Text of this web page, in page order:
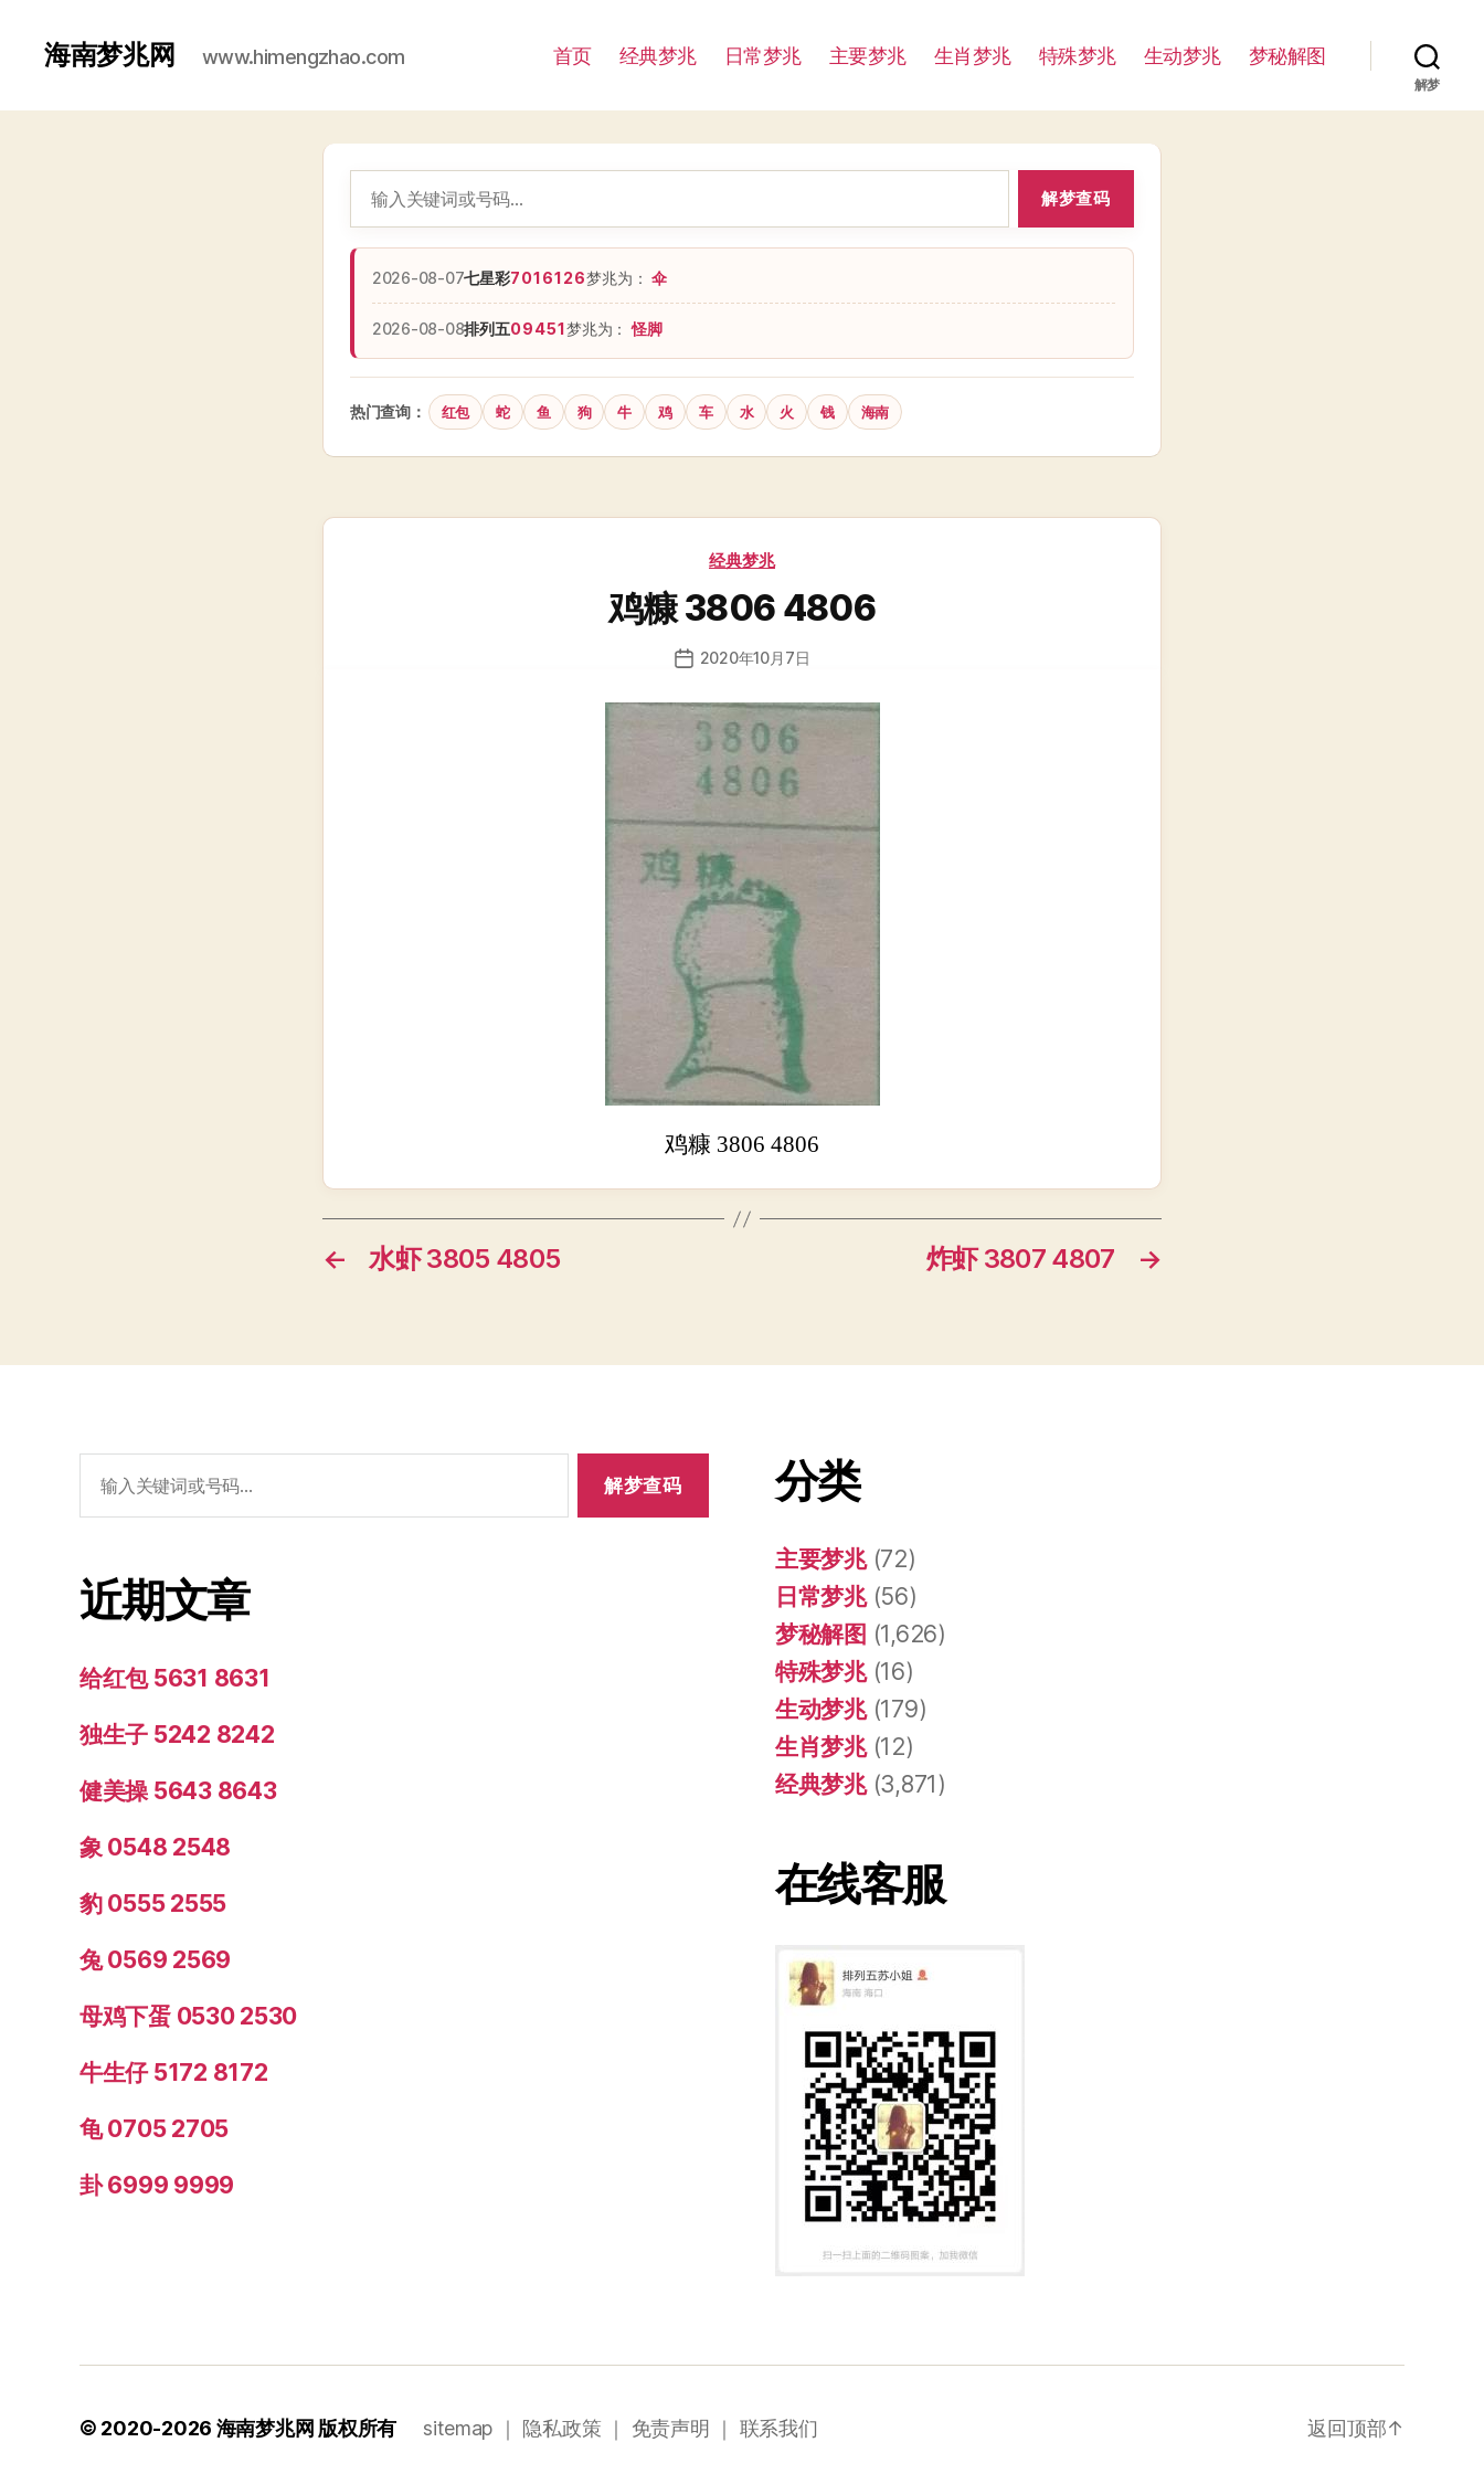
海南梦兆网 www.himengzhao.com 首页 经典梦兆 日常梦兆 主要梦兆 生肖梦兆 特殊梦兆 生动梦兆 梦秘解图
解梦
解梦查码
2026-08-07七星彩7016126梦兆为：伞
2026-08-08排列五09451梦兆为：怪脚
热门查询： 红包 蛇 鱼 狗 牛 鸡 车 水 火 钱 海南
分
经典梦兆
鸡糠 3806 4806
发
日
期
2020年10月7日
鸡糠 3806 4806
← 水虾 3805 4805 →
炸虾 3807 4807
索：
近期文章
给红包 5631 8631
独生子 5242 8242
健美操 5643 8643
象 0548 2548
豹 0555 2555
兔 0569 2569
母鸡下蛋 0530 2530
牛生仔 5172 8172
龟 0705 2705
卦 6999 9999
分类
主要梦兆(72)
日常梦兆(56)
梦秘解图 (1,626)
特殊梦兆(16)
生动梦兆(179)
生肖梦兆(12)
经典梦兆(3,871)
在线客服
© 2020-2026 海南梦兆网 版权所有 sitemap ｜ 隐私政策 ｜ 免责声明 ｜ 联系我们 返回顶部↑